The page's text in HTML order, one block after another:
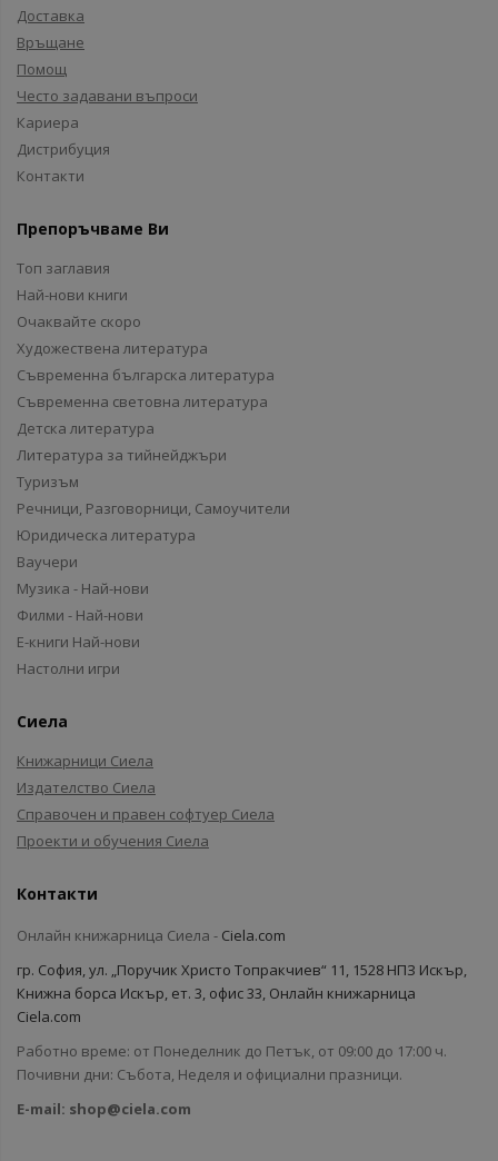
Доставка
Връщане
Помощ
Често задавани въпроси
Кариера
Дистрибуция
Контакти
Препоръчваме Ви
Топ заглавия
Най-нови книги
Очаквайте скоро
Художествена литература
Съвременна българска литература
Съвременна световна литература
Детска литература
Литература за тийнейджъри
Туризъм
Речници, Разговорници, Самоучители
Юридическа литература
Ваучери
Музика - Най-нови
Филми - Най-нови
Е-книги Най-нови
Настолни игри
Сиела
Книжарници Сиела
Издателство Сиела
Справочен и правен софтуер Сиела
Проекти и обучения Сиела
Контакти
Онлайн книжарница Сиела - Ciela.com
гр. София, ул. „Поручик Христо Топракчиев“ 11, 1528 НПЗ Искър,
Книжна борса Искър, ет. 3, офис 33, Онлайн книжарница
Ciela.com
Работно време: от Понеделник до Петък, от 09:00 до 17:00 ч.
Почивни дни: Събота, Неделя и официални празници.
E-mail: shop@ciela.com